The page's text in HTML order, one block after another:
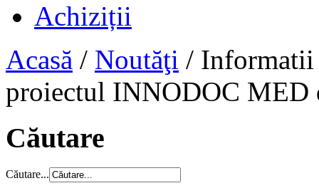
Achiziții
Acasă / Noutăţi / Informatii
proiectul INNODOC MED
Căutare
Căutare...